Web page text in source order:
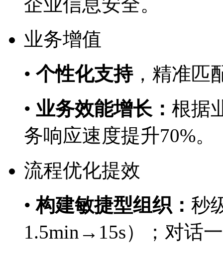
业务增值
• 个性化支持，精准
• 业务效能增长： 根据
务响应速度提升70%。
流程优化提效
•构建敏捷型组织： 秒
1.5min→15s）；对话